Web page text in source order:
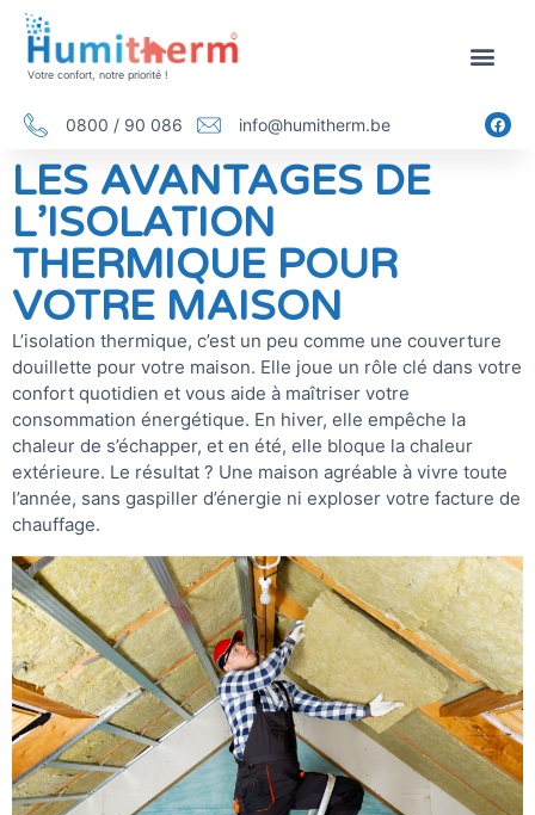
Votre confort, notre priorité !
0800 / 90 086 info@humitherm.be
LES AVANTAGES DE
L’ISOLATION
THERMIQUE POUR
VOTRE MAISON
L’isolation thermique, c’est un peu comme une couverture
douillette pour votre maison. Elle joue un rôle clé dans votre
confort quotidien et vous aide à maîtriser votre
consommation énergétique. En hiver, elle empêche la
chaleur de s’échapper, et en été, elle bloque la chaleur
extérieure. Le résultat ? Une maison agréable à vivre toute
l’année, sans gaspiller d’énergie ni exploser votre facture de
chauffage.